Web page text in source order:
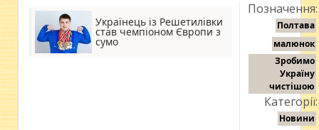
Українець із Решетилівки
став чемпіоном Європи з
сумо
Позначення:
Полтава
малюнок
Зробимо
Україну
чистішою
Категорії:
Новини